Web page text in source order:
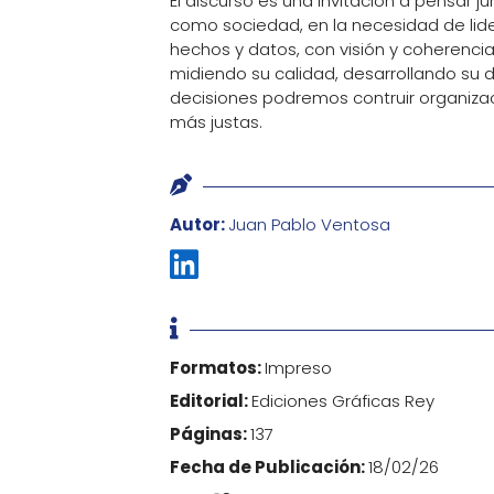
como sociedad, en la necesidad de
hechos y datos, con visión y
midiendo su calidad, desarrollando su
decisiones podremos contruir
más justas.

Autor:Juan Pablo Ventosa


Formatos:Impreso
Editorial:Ediciones Gráficas Rey
Páginas:137
Fecha de Publicación:18/02/26